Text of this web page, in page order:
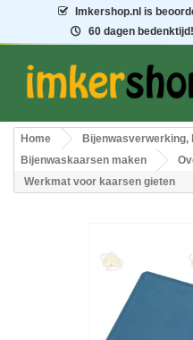
Imkershop.nl is
60 dagen bedenktijd!
Home
Bijenwasverwerking,
Bijenwaskaarsen maken
Werkmat voor kaarsen gieten